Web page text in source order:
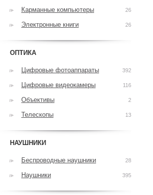
Карманные компьютеры 26
Электронные книги 26
ОПТИКА
Цифровые фотоаппараты 392
Цифровые видеокамеры 116
Объективы 2
Телескопы 13
НАУШНИКИ
Беспроводные наушники 28
Наушники 395